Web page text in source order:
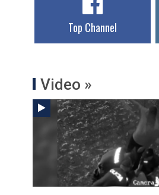
Top Channel
Video »